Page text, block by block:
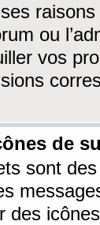
ou
vos
de
sont
des